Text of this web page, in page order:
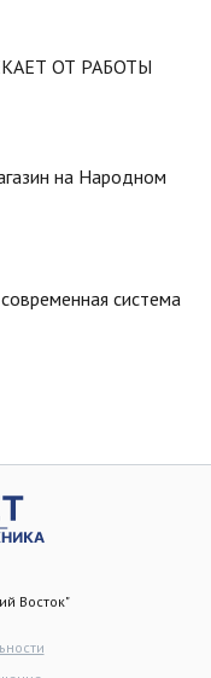
ОТ РАБОТЫ
на Народном
система
Восток"